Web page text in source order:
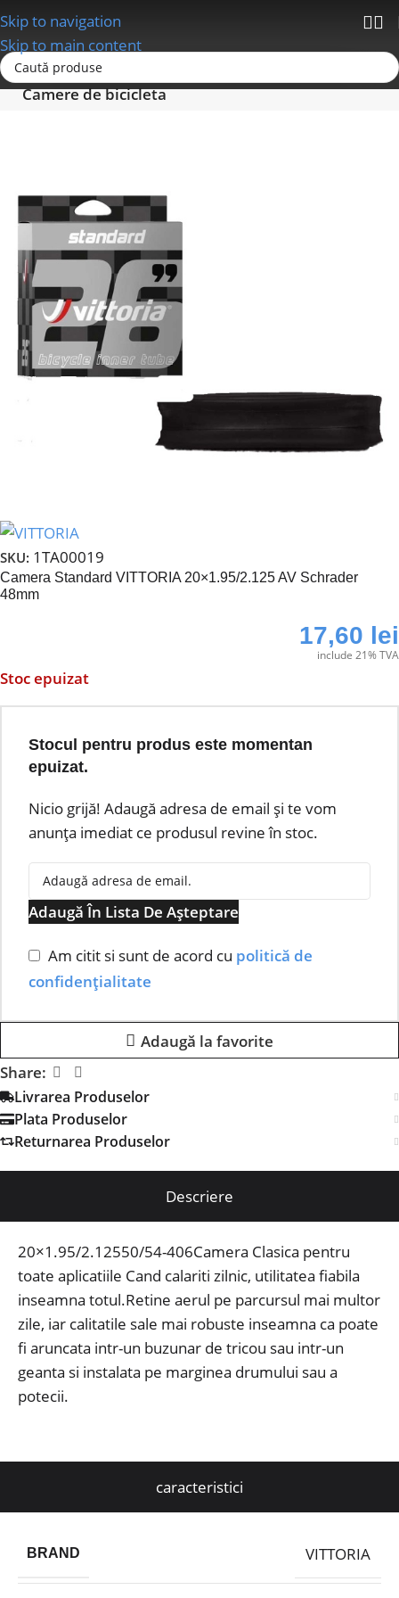
Skip to navigation
Skip to main content
Prima pagină
Camere de bicicleta
SKU: 1TA00019
Camera Standard VITTORIA 20×1.95/2.125 AV Schrader
48mm
17,60 lei
include 21% TVA
Stoc epuizat
Stocul pentru produs este momentan
epuizat.
Nicio grijă! Adaugă adresa de email și te vom
anunța imediat ce produsul revine în stoc.
Adaugă În Lista De Așteptare
Am citit si sunt de acord cu politică de
confidențialitate
Adaugă la favorite
Share:
Livrarea Produselor
Plata Produselor
Returnarea Produselor
Descriere
20×1.95/2.12550/54-406Camera Clasica pentru
toate aplicatiile Cand calariti zilnic, utilitatea fiabila
inseamna totul.Retine aerul pe parcursul mai multor
zile, iar calitatile sale mai robuste inseamna ca poate
fi aruncata intr-un buzunar de tricou sau intr-un
geanta si instalata pe marginea drumului sau a
potecii.
caracteristici
BRAND VITTORIA